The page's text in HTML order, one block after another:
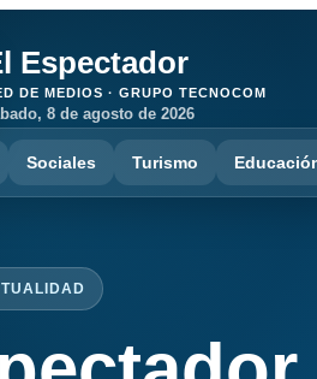
Espectador
DE MEDIOS · GRUPO TECNOCOM
8 de agosto de 2026
Sociales Turismo